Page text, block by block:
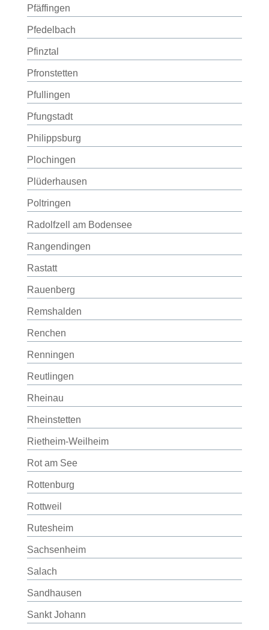
Pfäffingen
Pfedelbach
Pfinztal
Pfronstetten
Pfullingen
Pfungstadt
Philippsburg
Plochingen
Plüderhausen
Poltringen
Radolfzell am Bodensee
Rangendingen
Rastatt
Rauenberg
Remshalden
Renchen
Renningen
Reutlingen
Rheinau
Rheinstetten
Rietheim-Weilheim
Rot am See
Rottenburg
Rottweil
Rutesheim
Sachsenheim
Salach
Sandhausen
Sankt Johann